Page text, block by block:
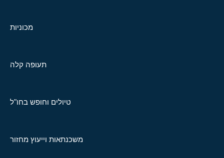
מכוניות
תעופה קלה
טיולים וחופש בחו"ל
משכנתאות וייעוץ מחזור